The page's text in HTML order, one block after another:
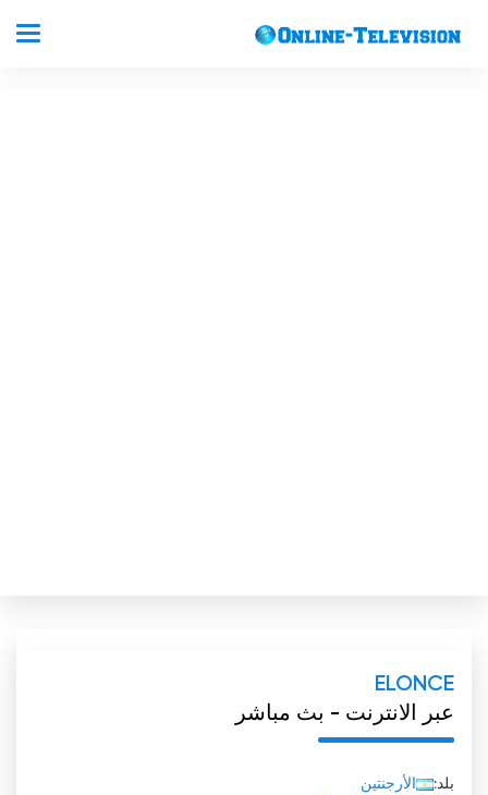
ELONCE
عبر الانترنت - بث مباشر
بلد:
الأرجنتين